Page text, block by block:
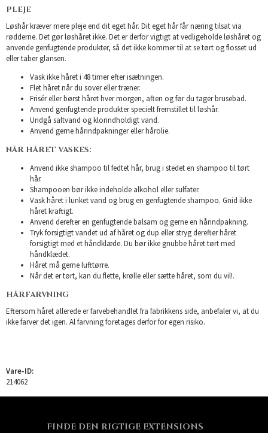
PLEJE
Løshår kræver mere pleje end dit eget hår. Dit eget hår får næring tilsat via
rødderne. Det gør løshåret ikke. Det er derfor vigtigt at vedligeholde løshåret og
anvende genfugtende produkter, så det ikke kommer til at se tørt og flosset ud
eller taber glansen.
Vask ikke håret i 48 timer efter isætningen.
Flet håret når du sover eller træner.
Frisér eller børst håret hver morgen, aften og før du tager brusebad.
Anvend genfugtende produkter specielt fremstillet til løshår.
Undgå saltvand og klorindholdigt vand.
Anvend gerne hårindpakninger eller hårolie.
NÅR HÅRET VASKES:
Anvend ikke shampoo til fedtet hår, brug i stedet en shampoo til tørt
hår.
Shampooen bør ikke indeholde alkohol eller sulfater.
Vask håret i lunket vand og brug en genfugtende shampoo. Gnid ikke
håret kraftigt.
Anvend derefter en genfugtende balsam og gerne en hårindpakning.
Tryk forsigtigt vandet ud af håret og dup eller stryg derefter håret
forsigtigt med et håndklæde. Du bør ikke gnubbe håret tørt med
håndklædet.
Håret må gerne lufttørre.
Når det er tørt, kan du flette, krølle eller sætte håret, som du vil!.
HÅRFARVNING
Eftersom håret allerede er farvebehandlet fra fabrikkens side, anbefaler vi, at du
ikke farver det igen. Al farvning foretages derfor for egen risiko.
Vare-ID:
214062
FINDE DEN RIGTIGE EXTENSIONS